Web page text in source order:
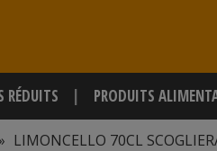
RÉDUITS PRODUITS
LIMONCELLO 70CL